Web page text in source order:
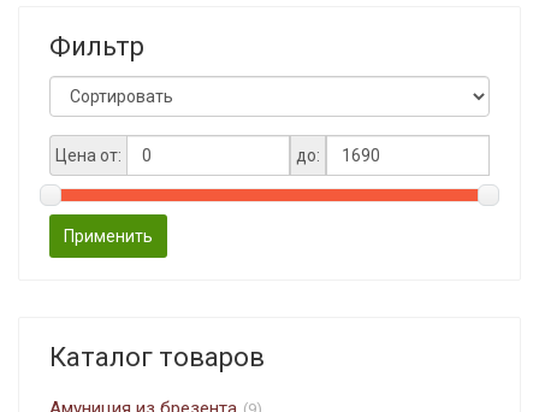
Фильтр
Цена от: до:
Применить
Каталог товаров